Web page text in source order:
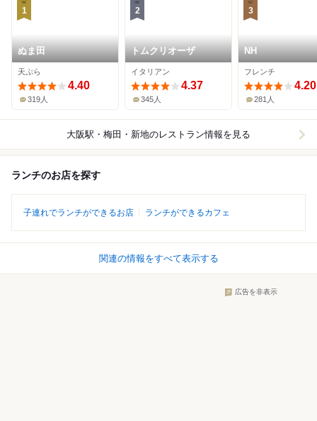
1
ぬま田
天ぷら
4.40
319人
2
トムクリオーザ
イタリアン
4.37
345人
3
NH
フレンチ
4.20
281人
大阪駅・梅田・新地のレストラン情報を見る
ランチのお店を探す
子連れでランチができるお店 ランチができるカフェ
関連の情報をすべて表示する
広告を非表示